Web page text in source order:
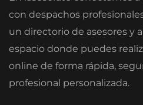
con despachos
un directorio de asesores y
espacio donde puedes
online de forma rápida,
profesional personalizada.